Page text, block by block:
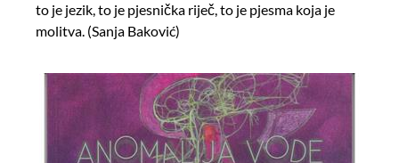
to je jezik, to je pjesnička riječ, to je pjesma koja je
molitva. (Sanja Baković)